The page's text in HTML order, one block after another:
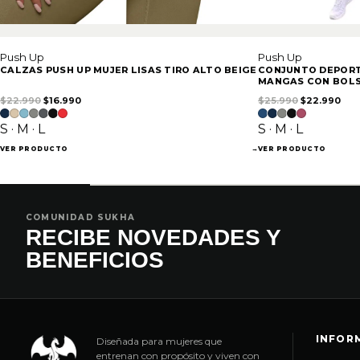
Push Up
CALZAS PUSH UP MUJER LISAS TIRO ALTO BEIGE
$22.990 El precio original era: $22.990.
$16.990El precio actual es: $16.990.
S · M · L
VER PRODUCTO →
Push Up
CONJUNTO
MANGAS CON
$25.990 El precio
$22.990El
S · M · L
VER PRODUCTO
COMUNIDAD SUKHA
RECIBE NOVEDADES Y
BENEFICIOS
Diseñada para mujeres que
entrenan con propósito y viven con